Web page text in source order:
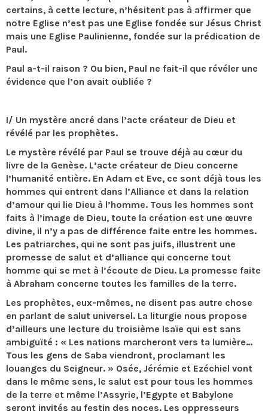
certains, à cette lecture, n’hésitent pas à affirmer que
notre Eglise n’est pas une Eglise fondée sur Jésus Christ
mais une Eglise Paulinienne, fondée sur la prédication de
Paul.
Paul a-t-il raison ? Ou bien, Paul ne fait-il que révéler une
évidence que l’on avait oubliée ?
I/ Un mystère ancré dans l’acte créateur de Dieu et
révélé par les prophètes.
Le mystère révélé par Paul se trouve déjà au cœur du
livre de la Genèse. L’acte créateur de Dieu concerne
l’humanité entière. En Adam et Eve, ce sont déjà tous les
hommes qui entrent dans l’Alliance et dans la relation
d’amour qui lie Dieu à l’homme. Tous les hommes sont
faits à l’image de Dieu, toute la création est une œuvre
divine, il n’y a pas de différence faite entre les hommes.
Les patriarches, qui ne sont pas juifs, illustrent une
promesse de salut et d’alliance qui concerne tout
homme qui se met à l’écoute de Dieu. La promesse faite
à Abraham concerne toutes les familles de la terre.
Les prophètes, eux-mêmes, ne disent pas autre chose
en parlant de salut universel. La liturgie nous propose
d’ailleurs une lecture du troisième Isaïe qui est sans
ambiguïté : « Les nations marcheront vers ta lumière…
Tous les gens de Saba viendront, proclamant les
louanges du Seigneur. » Osée, Jérémie et Ezéchiel vont
dans le même sens, le salut est pour tous les hommes
de la terre et même l’Assyrie, l’Egypte et Babylone
seront invités au festin des noces. Les oppresseurs